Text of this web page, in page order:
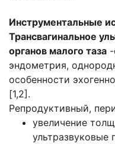
Инструментальные
Трансвагинальное
органов малого таза
эндометрия,
особенности
[1,2].
Репродуктивный,
увеличение
ультразвуковые